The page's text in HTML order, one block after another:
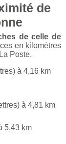
de
de celle de
en kilomètres
Poste.
à 4,16 km
à 4,81 km
5,43 km